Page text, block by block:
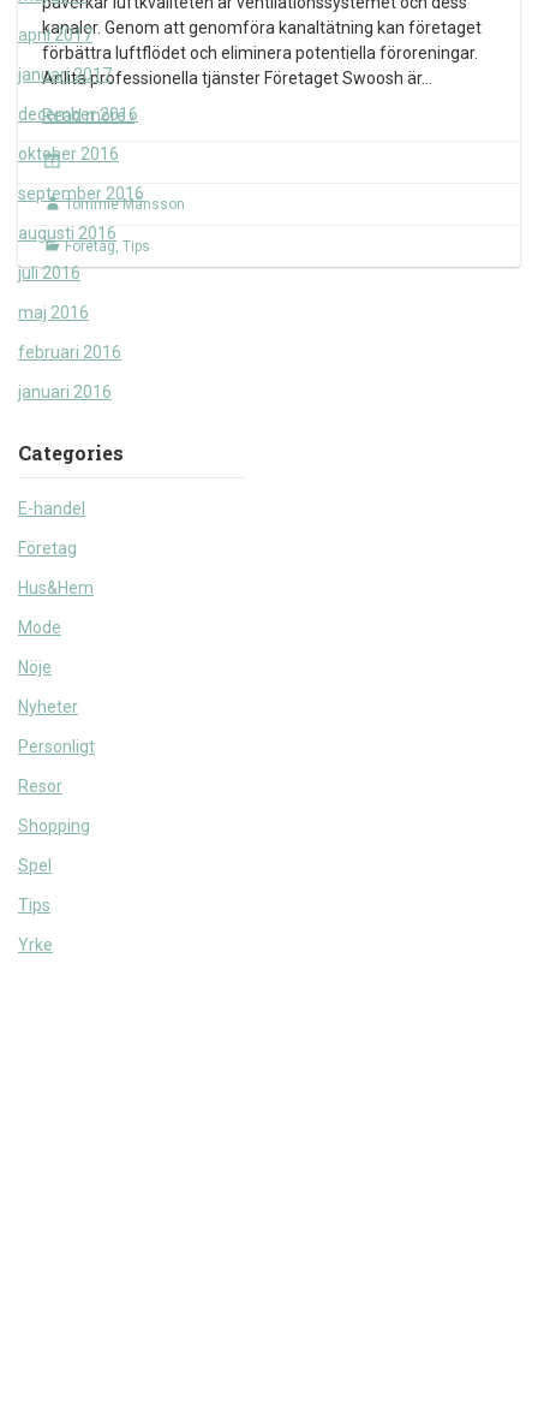
april 2017
januari 2017
december 2016
oktober 2016
september 2016
augusti 2016
juli 2016
maj 2016
februari 2016
januari 2016
Categories
E-handel
Företag
Hus&Hem
Mode
Nöje
Nyheter
Personligt
Resor
Shopping
Spel
Tips
Yrke
kanaler. Genom att genomföra kanaltätning kan företaget
förbättra luftflödet och eliminera potentiella föroreningar.
Anlita professionella tjänster Företaget Swoosh är…
Read more ›
Tommie Månsson
Företag, Tips